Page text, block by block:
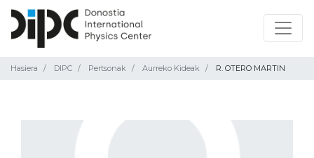
Hasiera DIPC Pertsonak Aurreko Kideak R. OTERO MARTIN